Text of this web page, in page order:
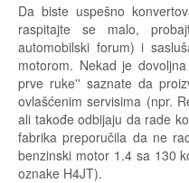
Da biste uspešno
raspitajte se malo,
automobilski forum) i
motorom. Nekad je
prve ruke'' saznate da
ovlašćenim servisima (npr.
ali takođe odbijaju da rade
fabrika preporučila da ne
benzinski motor 1.4 sa 130
oznake H4JT).